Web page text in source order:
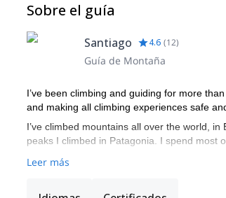
Sobre el guía
Santiago 4.6 (12)
Guía de Montaña
I’ve been climbing and guiding for more
and making all climbing experiences safe
I’ve climbed mountains all over the world,
peaks I climbed in Patagonia. I spend most
Leer más